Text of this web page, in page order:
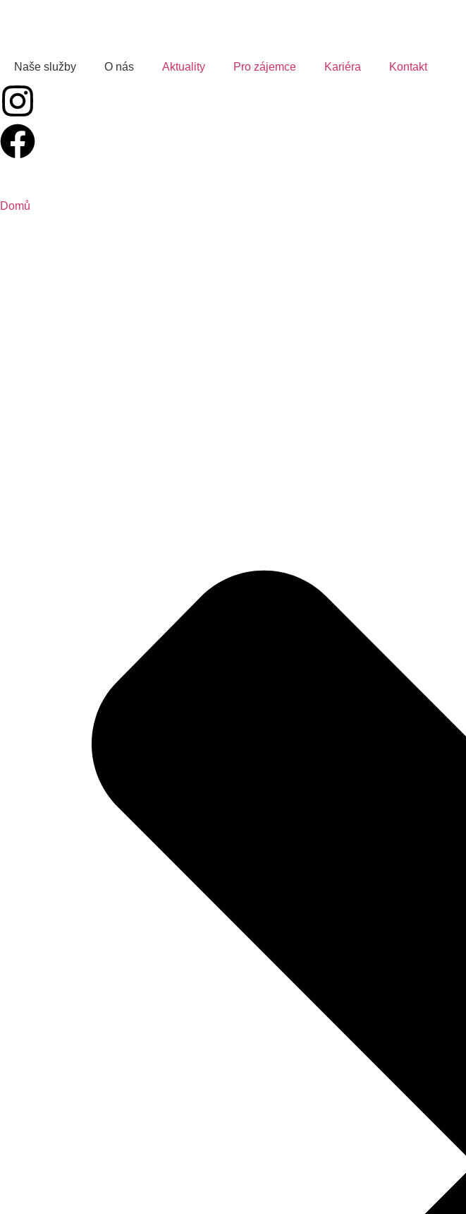
Naše služby O nás Aktuality Pro zájemce Kariéra Kontakt
Domů